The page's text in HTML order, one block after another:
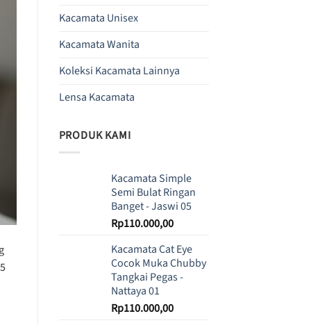
Kacamata Unisex
Kacamata Wanita
Koleksi Kacamata Lainnya
Lensa Kacamata
PRODUK KAMI
Kacamata Simple
Semi Bulat Ringan
Banget - Jaswi 05
Rp110.000,00
Kacamata Cat Eye
Cocok Muka Chubby
Tangkai Pegas -
Nattaya 01
Rp110.000,00